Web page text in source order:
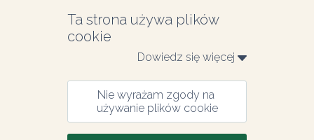
Ta strona używa plików
cookie
Dowiedz się więcej
Nie wyrażam zgody na
używanie plików cookie